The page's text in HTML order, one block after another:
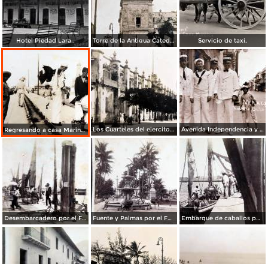
Hotel Piedad Lara.. Torre de la Antigua Catedral. Servicio de taxi,
Regresando a casa Marinos Estadounidenses despues de La Intervencion en Veracruz. Los Cuarteles del ejercito Mexicano Veracruz. Avenida Independencia y marineros estadounidenses ( Circulada el 8 de Abril de 1916 )
Desembarcadero por el Fotógrafo Abel Briquet. Fuente y Palmas por el Fotógrafo Abel Briquet. Embarque de caballos por el Fotógrafo Abel Briquet..